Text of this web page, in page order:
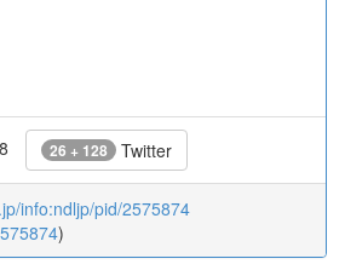
26 + 128 Twitter
info:ndljp/pid/2575874
)